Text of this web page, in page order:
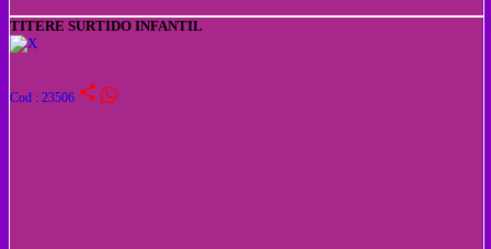
TITERE SURTIDO INFANTIL
Cod : 23506 share